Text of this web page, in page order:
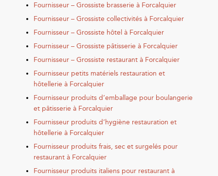
Fournisseur – Grossiste brasserie à Forcalquier
Fournisseur – Grossiste collectivités à Forcalquier
Fournisseur – Grossiste hôtel à Forcalquier
Fournisseur – Grossiste pâtisserie à Forcalquier
Fournisseur – Grossiste restaurant à Forcalquier
Fournisseur petits matériels restauration et
hôtellerie à Forcalquier
Fournisseur produits d’emballage pour boulangerie
et pâtisserie à Forcalquier
Fournisseur produits d’hygiène restauration et
hôtellerie à Forcalquier
Fournisseur produits frais, sec et surgelés pour
restaurant à Forcalquier
Fournisseur produits italiens pour restaurant à